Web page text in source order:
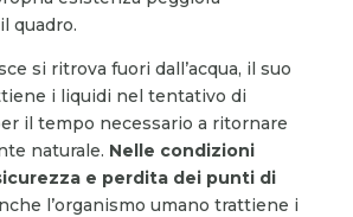
quadro.
si ritrova fuori dall’acqua, il suo
i liquidi nel tentativo di
il tempo necessario a ritornare
naturale. Nelle condizioni
e perdita dei punti di
l’organismo umano trattiene i